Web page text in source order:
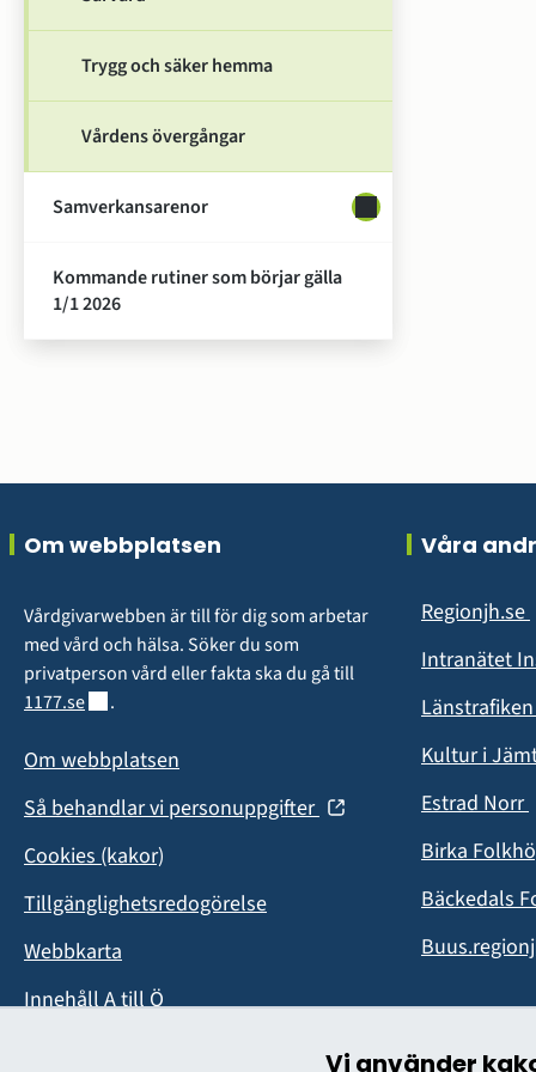
Vi använder
Trygg och säker hemma
Vårdens övergångar
Samverkansarenor Undersidor för
Kommande rutiner som börjar gälla
1/1 2026
Sidfot
Om webbplatsen
Vårdgivarwebben är till för dig som arbetar
med vård och hälsa. Söker du som
1177.seLänk till annan webbplats.
.
Om webbplatsen
Så behandlar vi personuppgifter (öppnas
Cookies (kakor)
Tillgänglighetsredogörelse
Webbkarta
Innehåll A till Ö
Våra
Regionjh.se
Intranätet
Kultur i
Estrad Norr
Birka
Bäckedals